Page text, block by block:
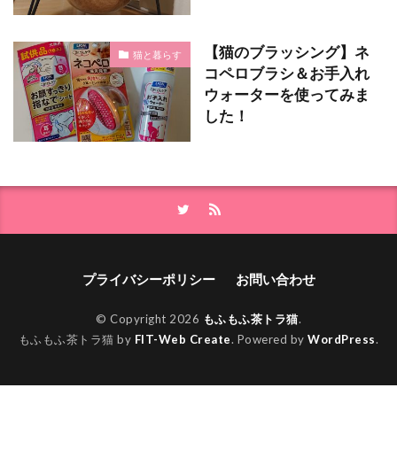
猫と暮らす
【猫のブラッシング】ネ
コペロブラシ＆お手入れ
ウォーターを使ってみま
した！
プライバシーポリシー お問い合わせ
© Copyright 2026 もふもふ茶トラ猫.
もふもふ茶トラ猫 by FIT-Web Create. Powered byWordPress.